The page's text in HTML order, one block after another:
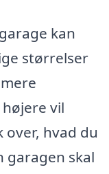
kan
størrelser
vil
hvad du
garagen skal